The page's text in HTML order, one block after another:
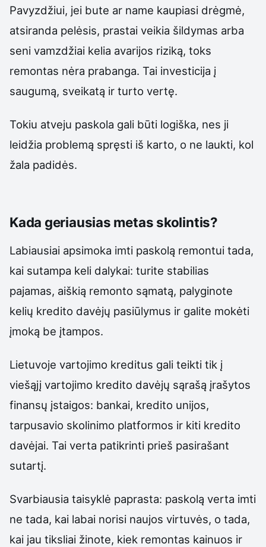
Pavyzdžiui, jei bute ar name kaupiasi drėgmė,
atsiranda pelėsis, prastai veikia šildymas arba
seni vamzdžiai kelia avarijos riziką, toks
remontas nėra prabanga. Tai investicija į
saugumą, sveikatą ir turto vertę.
Tokiu atveju paskola gali būti logiška, nes ji
leidžia problemą spręsti iš karto, o ne laukti, kol
žala padidės.
Kada geriausias metas skolintis?
Labiausiai apsimoka imti paskolą remontui tada,
kai sutampa keli dalykai: turite stabilias
pajamas, aiškią remonto sąmatą, palyginote
kelių kredito davėjų pasiūlymus ir galite mokėti
įmoką be įtampos.
Lietuvoje vartojimo kreditus gali teikti tik į
viešąjį vartojimo kredito davėjų sąrašą įrašytos
finansų įstaigos: bankai, kredito unijos,
tarpusavio skolinimo platformos ir kiti kredito
davėjai. Tai verta patikrinti prieš pasirašant
sutartį.
Svarbiausia taisyklė paprasta: paskolą verta imti
ne tada, kai labai norisi naujos virtuvės, o tada,
kai jau tiksliai žinote, kiek remontas kainuos ir